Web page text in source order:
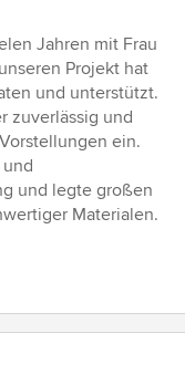
Jahren mit Frau
Projekt hat
und unterstützt.
zuverlässig und
ein.
und legte großen
Materialen.